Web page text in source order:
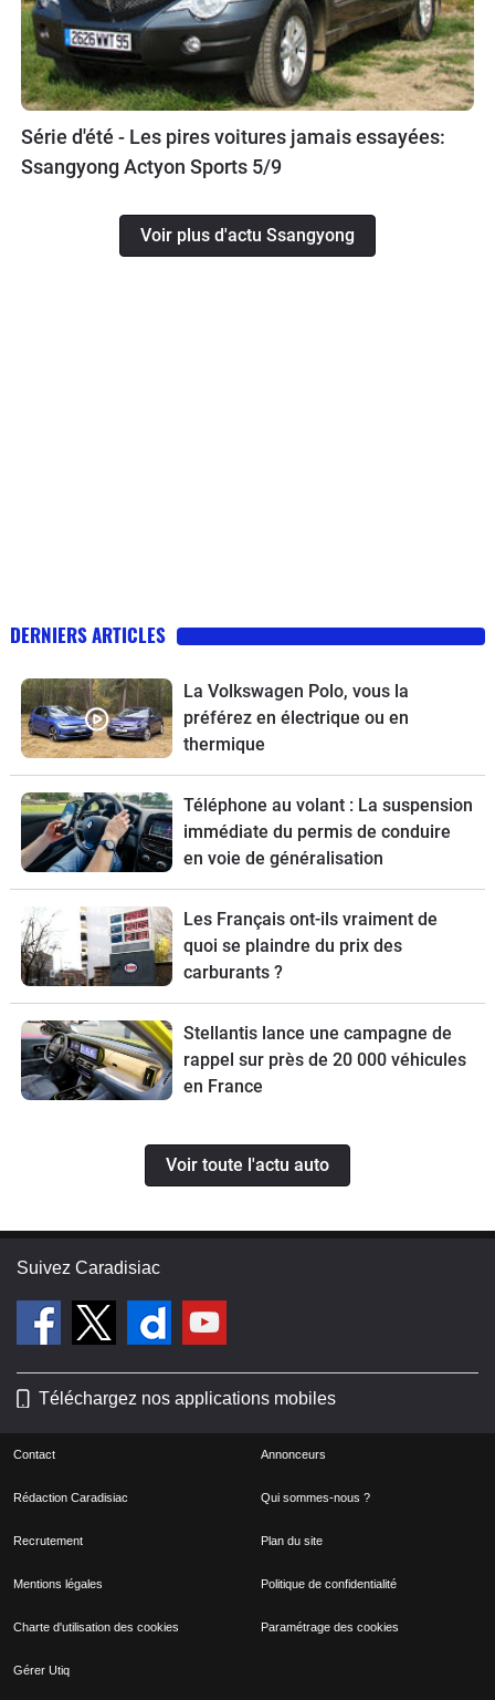
Série d'été - Les pires voitures jamais essayées:
Ssangyong Actyon Sports 5/9
Voir plus d'actu Ssangyong
DERNIERS ARTICLES
La Volkswagen Polo, vous la
préférez en électrique ou en
thermique
Téléphone au volant : La suspension
immédiate du permis de conduire
en voie de généralisation
Les Français ont-ils vraiment de
quoi se plaindre du prix des
carburants ?
Stellantis lance une campagne de
rappel sur près de 20 000 véhicules
en France
Voir toute l'actu auto
Suivez Caradisiac
Téléchargez nos applications mobiles
Contact Annonceurs
Rédaction Caradisiac Qui sommes-nous ?
Recrutement Plan du site
Mentions légales Politique de confidentialité
Charte d'utilisation des cookies Paramétrage des cookies
Gérer Utiq